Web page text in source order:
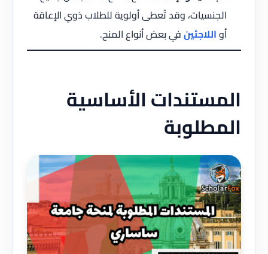
الجنسيات، وقد تُعطى أولوية للطلاب ذوي الإعاقة
أواللاجئينفي بعض أنواع المنح.
المستندات الأساسية
المطلوبة